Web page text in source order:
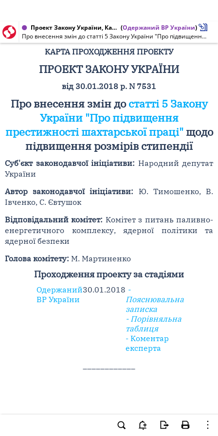
Проект Закону України, Карта проходження проекту від 30.01.2018 № 7531 (Одержаний ВР України)
Про внесення змін до статті 5 Закону України "Про підвищення престижності шахтарської праці" щодо підвищення розмірів стипендії